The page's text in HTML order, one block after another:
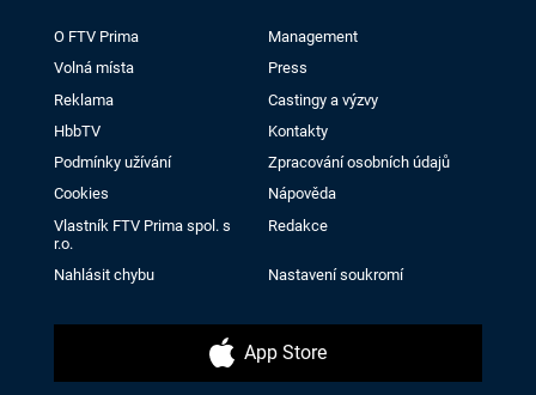
O FTV Prima
Management
Volná místa
Press
Reklama
Castingy a výzvy
HbbTV
Kontakty
Podmínky užívání
Zpracování osobních údajů
Cookies
Nápověda
Vlastník FTV Prima spol. s
r.o.
Redakce
Nahlásit chybu Nastavení soukromí
App Store